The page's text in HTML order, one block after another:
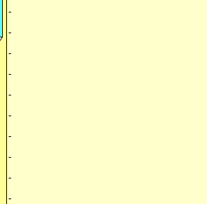
-
-
-
-
-
-
-
-
-
-